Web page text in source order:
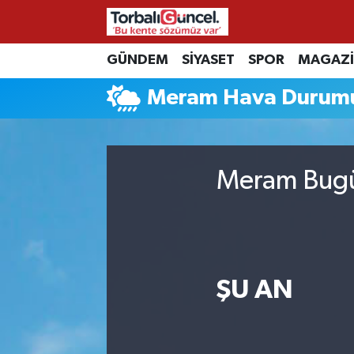
GÜNDEM SİYASET SPOR
Meram Hava
Meram
ŞU AN
İzmir Nöbetçi Eczaneler
İzmir Hava Durumu
İzmir Trafik Yoğunluk Haritası